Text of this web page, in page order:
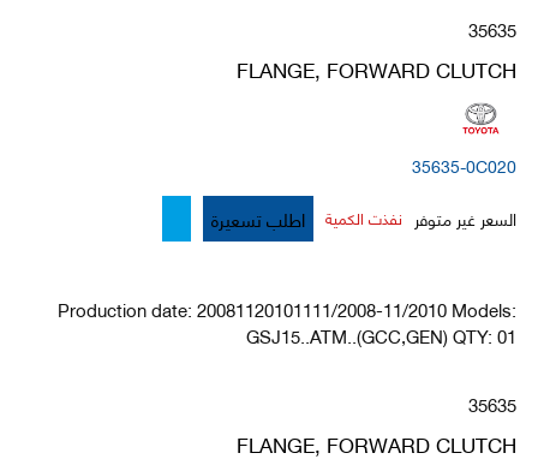
35635
FLANGE, FORWARD CLUTCH
35635-0C020
السعر غير متوفر نفذت الكمية اطلب تسعيرة
Production date: 20081120101111/2008-11/2010 Models:
GSJ15..ATM..(GCC,GEN) QTY: 01
35635
FLANGE, FORWARD CLUTCH